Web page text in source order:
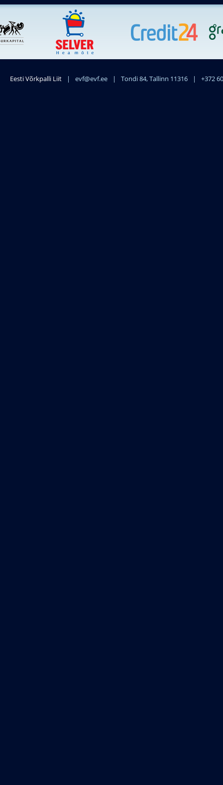
Eesti Võrkpalli Liit | evf@evf.ee | Tondi 84, Tallinn 11316 | +372